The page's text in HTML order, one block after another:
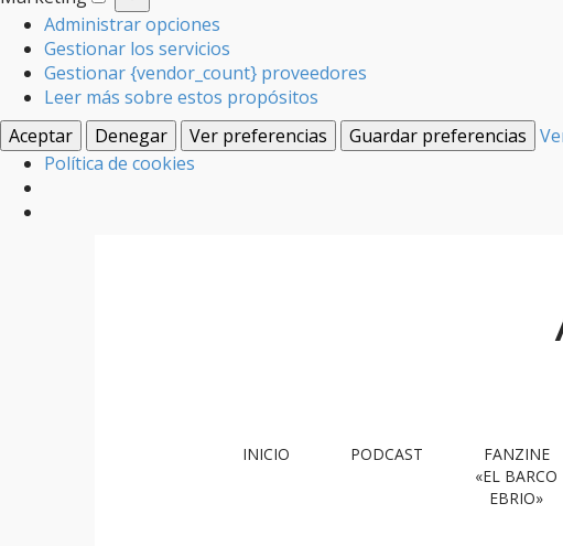
Marketing
Administrar opciones
Gestionar los servicios
Gestionar {vendor_count} proveedores
Leer más sobre estos propósitos
Aceptar
Denegar Ver preferencias Guardar preferencias
Política de cookies
INICIO PODCAST
FANZINE
«EL BARCO
EBRIO»